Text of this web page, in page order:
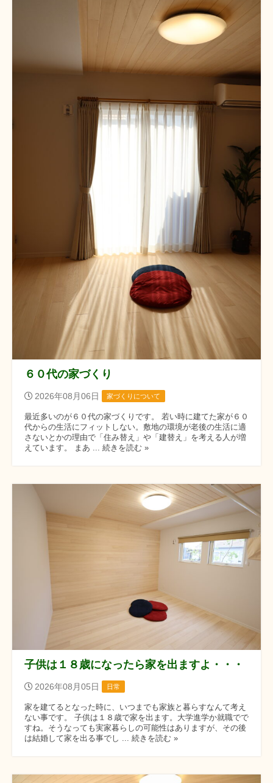
６０代の家づくり
2026年08月06日 家づくりについて
最近多いのが６０代の家づくりです。 若い時に建てた家が６０
代からの生活にフィットしない。敷地の環境が老後の生活に適
さないとかの理由で「住み替え」や「建替え」を考える人が増
えています。 まあ ... 続きを読む »
子供は１８歳になったら家を出ますよ・・・
2026年08月05日 日常
家を建てるとなった時に、いつまでも家族と暮らすなんて考え
ない事です。 子供は１８歳で家を出ます。大学進学か就職でで
すね。そうなっても実家暮らしの可能性はありますが、その後
は結婚して家を出る事でし ... 続きを読む »